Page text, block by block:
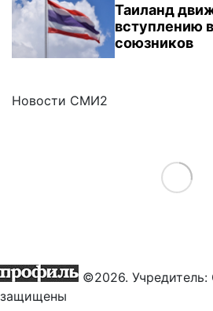
Таиланд
вступлению
союзников
Новости СМИ2
Load More
©2026.
защищены